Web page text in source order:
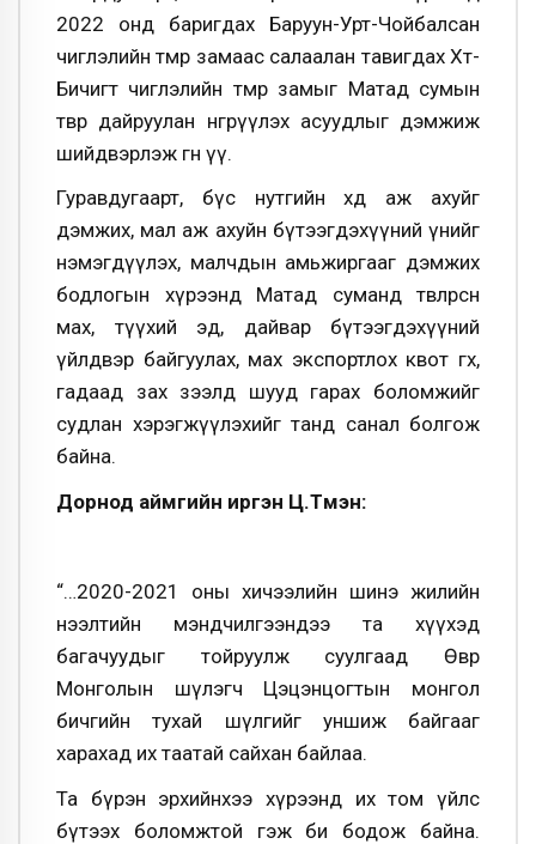
2022 онд баригдах Баруун-Урт-Чойбалсан
чиглэлийн төмөр замаас салаалан тавигдах Хөөт-
Бичигт чиглэлийн төмөр замыг Матад сумын
төвөөр дайруулан өнгөрүүлэх асуудлыг дэмжиж
шийдвэрлэж өгнө үү.
Гуравдугаарт, бүс нутгийн хөдөө аж ахуйг
дэмжих, мал аж ахуйн бүтээгдэхүүний үнийг
нэмэгдүүлэх, малчдын амьжиргааг дэмжих
бодлогын хүрээнд Матад суманд төвлөрсөн
мах, түүхий эд, дайвар бүтээгдэхүүний
үйлдвэр байгуулах, мах экспортлох квот өгөх,
гадаад зах зээлд шууд гарах боломжийг
судлан хэрэгжүүлэхийг танд санал болгож
байна.
Дорнод аймгийн иргэн Ц.Түмэн:
“…2020-2021 оны хичээлийн шинэ жилийн
нээлтийн мэндчилгээндээ та хүүхэд
багачуудыг тойруулж суулгаад Өвөр
Монголын шүлэгч Цэцэнцогтын монгол
бичгийн тухай шүлгийг уншиж байгааг
харахад их таатай сайхан байлаа.
Та бүрэн эрхийнхээ хүрээнд их том үйлс
бүтээх боломжтой гэж би бодож байна.